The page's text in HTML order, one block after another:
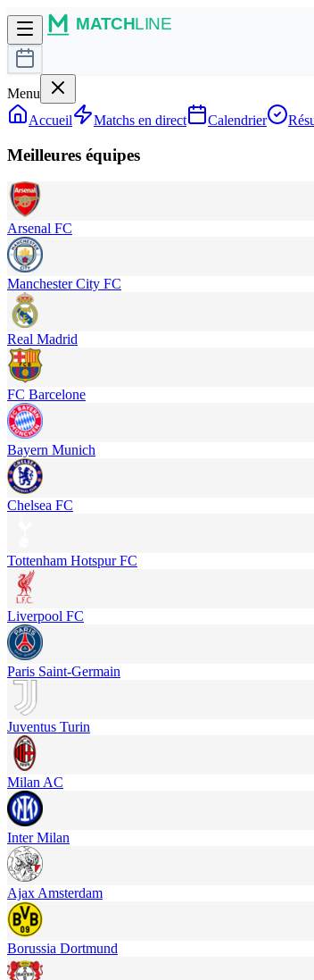
Menu
Accueil
Matchs en direct Calendrier
Meilleures équipes
Arsenal FC
Manchester City FC
Real Madrid
FC Barcelone
Bayern Munich
Chelsea FC
Tottenham Hotspur FC
Liverpool FC
Paris Saint-Germain
Juventus Turin
Milan AC
Inter Milan
Ajax Amsterdam
Borussia Dortmund